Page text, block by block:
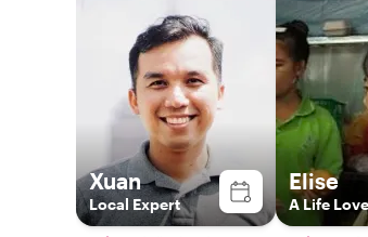
Xuan
Local Expert
Elise
A Life